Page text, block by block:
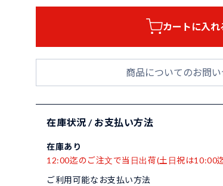
カートに入れ
商品についてのお問
在庫状況 / お支払い方法
在庫あり
12:00迄のご注文で当日出荷(土日祝は10:00
ご利用可能なお支払い方法